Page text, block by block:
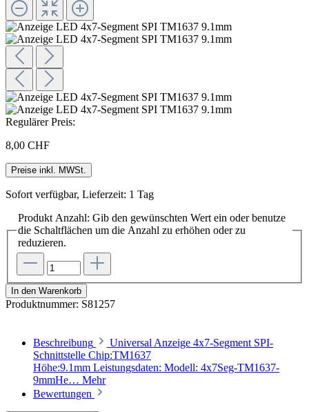
Regulärer Preis:
8,00 CHF
Preise inkl. MWSt.
Sofort verfügbar, Lieferzeit: 1 Tag
Produkt Anzahl: Gib den gewünschten Wert ein oder benutze
die Schaltflächen um die Anzahl zu erhöhen oder zu
reduzieren.
In den Warenkorb
Produktnummer: S81257
Beschreibung
Universal Anzeige 4x7-Segment SPI-
Schnittstelle Chip:TM1637
Höhe:9.1mm Leistungsdaten: Modell: 4x7Seg-TM1637-
9mmHe… Mehr
Bewertungen